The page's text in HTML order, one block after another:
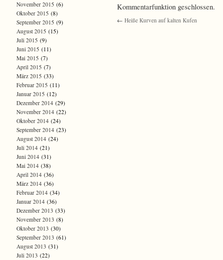
Kommentarfunktion geschlossen.
← Heiße Kurven auf kalten Kufen
November 2015 (6)
Oktober 2015 (8)
September 2015 (9)
August 2015 (15)
Juli 2015 (9)
Juni 2015 (11)
Mai 2015 (7)
April 2015 (7)
März 2015 (33)
Februar 2015 (11)
Januar 2015 (12)
Dezember 2014 (29)
November 2014 (22)
Oktober 2014 (24)
September 2014 (23)
August 2014 (24)
Juli 2014 (21)
Juni 2014 (31)
Mai 2014 (38)
April 2014 (36)
März 2014 (36)
Februar 2014 (34)
Januar 2014 (36)
Dezember 2013 (33)
November 2013 (8)
Oktober 2013 (30)
September 2013 (61)
August 2013 (31)
Juli 2013 (22)